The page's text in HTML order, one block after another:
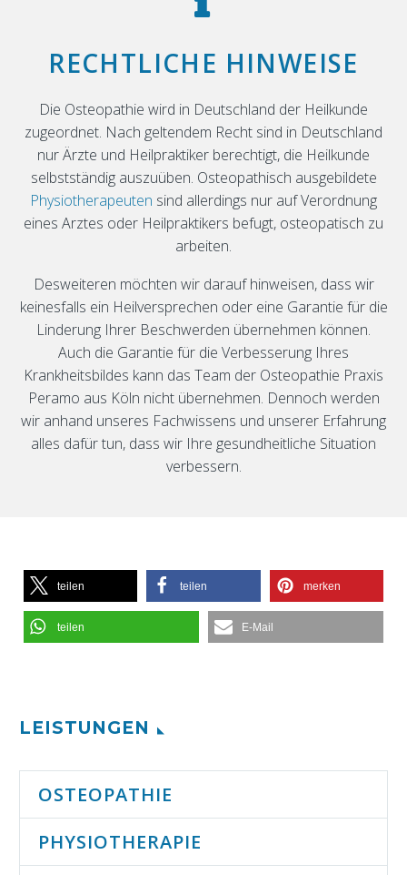
RECHTLICHE HINWEISE
Die Osteopathie wird in Deutschland der Heilkunde
zugeordnet. Nach geltendem Recht sind in Deutschland
nur Ärzte und Heilpraktiker berechtigt, die Heilkunde
selbstständig auszuüben. Osteopathisch ausgebildete
Physiotherapeuten sind allerdings nur auf Verordnung
eines Arztes oder Heilpraktikers befugt, osteopatisch zu
arbeiten.
Desweiteren möchten wir darauf hinweisen, dass wir
keinesfalls ein Heilversprechen oder eine Garantie für die
Linderung Ihrer Beschwerden übernehmen können.
Auch die Garantie für die Verbesserung Ihres
Krankheitsbildes kann das Team der Osteopathie Praxis
Peramo aus Köln nicht übernehmen. Dennoch werden
wir anhand unseres Fachwissens und unserer Erfahrung
alles dafür tun, dass wir Ihre gesundheitliche Situation
verbessern.
teilen teilen merken
teilen E-Mail
LEISTUNGEN
OSTEOPATHIE
PHYSIOTHERAPIE